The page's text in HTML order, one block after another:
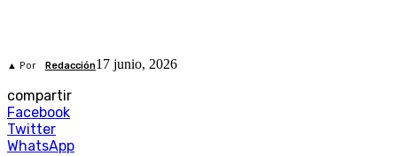
▲ Por Redacción17 junio, 2026
compartir
Facebook
Twitter
WhatsApp